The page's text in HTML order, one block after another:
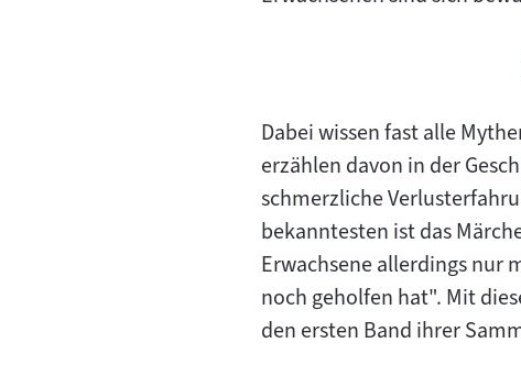
Dabei wissen fast alle
erzählen davon in der
schmerzliche
bekanntesten ist das
Erwachsene allerdings nur
noch geholfen hat". Mit
den ersten Band ihrer